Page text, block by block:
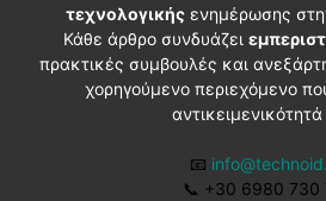
τεχνολογικήςενημέρωσης
Κάθε άρθρο συνδυάζει
πρακτικές συμβουλές και
χορηγούμενο περιεχόμενο
📧
📞 +30 6980 730